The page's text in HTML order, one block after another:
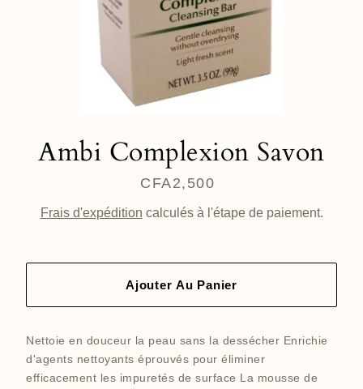
Ambi Complexion Savon
Prix
CFA2,500
Frais d'expédition calculés à l'étape de paiement.
Ajouter Au Panier
Nettoie en douceur la peau sans la dessécher Enrichie
d'agents nettoyants éprouvés pour éliminer
efficacement les impuretés de surface La mousse de